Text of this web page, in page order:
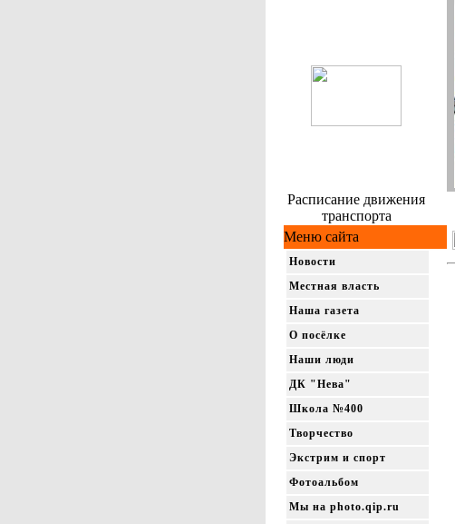
Расписание движения
транспорта
Меню сайта
Новости
Местная власть
Наша газета
О посёлке
Наши люди
ДК "Нева"
Школа №400
Творчество
Экстрим и спорт
Фотоальбом
Мы на photo.qip.ru